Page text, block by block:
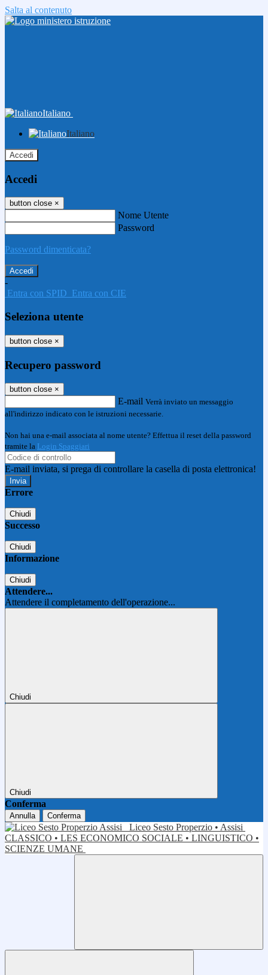
Salta al contenuto
Italiano
Italiano
Accedi
Accedi
button close ×
Nome Utente
Password
Password dimenticata?
-
Entra con SPID Entra con CIE
Seleziona utente
button close ×
Recupero password
button close ×
E-mail Verrà inviato un messaggio
all'indirizzo indicato con le istruzioni necessarie.
Non hai una e-mail associata al nome utente? Effettua il reset della password
tramite la Login Spaggiari
E-mail inviata, si prega di controllare la casella di posta elettronica!
Errore
Chiudi
Successo
Chiudi
Informazione
Chiudi
Attendere...
Attendere il completamento dell'operazione...
Chiudi
Chiudi
Conferma
Annulla Conferma
Liceo Sesto Properzio • Assisi
CLASSICO • LES ECONOMICO SOCIALE • LINGUISTICO •
SCIENZE UMANE